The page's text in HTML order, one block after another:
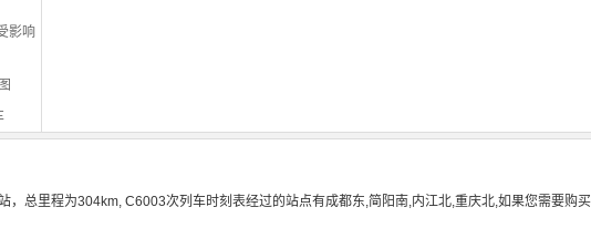
影响
，总里程为304km, C6003次列车时刻表经过的站点有成都东,简阳南,内江北,重庆北,如果您需要购